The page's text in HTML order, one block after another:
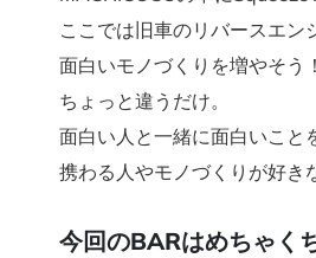
ここでは旧車のリバースエン
面白いモノづくりを増やそう
ちょっと違うだけ。
面白い人と一緒に面白いこと
携わる人やモノづくりが好き
今回のBARはめちゃく